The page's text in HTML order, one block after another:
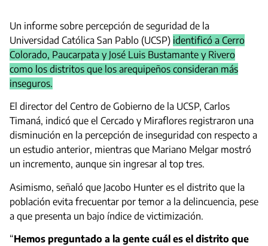
Un informe sobre percepción de seguridad de la
Universidad Católica San Pablo (UCSP) identificó a Cerro
Colorado, Paucarpata y José Luis Bustamante y Rivero
como los distritos que los arequipeños consideran más
inseguros.
El director del Centro de Gobierno de la UCSP, Carlos
Timaná, indicó que el Cercado y Miraflores registraron una
disminución en la percepción de inseguridad con respecto a
un estudio anterior, mientras que Mariano Melgar mostró
un incremento, aunque sin ingresar al top tres.
Asimismo, señaló que Jacobo Hunter es el distrito que la
población evita frecuentar por temor a la delincuencia, pese
a que presenta un bajo índice de victimización.
“Hemos preguntado a la gente cuál es el distrito que